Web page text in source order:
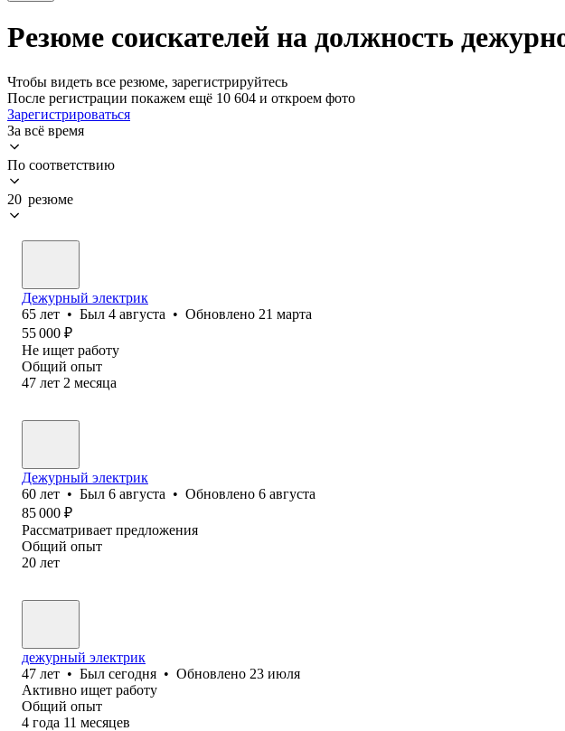
Резюме соискателей на должность
Чтобы видеть все резюме, зарегистрируйтесь
После регистрации покажем ещё 10 604 и откроем фото
Зарегистрироваться
За всё время
По соответствию
20 резюме
Дежурный электрик
65 лет • Был 4 августа • Обновлено 21 марта
55 000 ₽
Не ищет работу
Общий опыт
47 лет 2 месяца
Дежурный электрик
60 лет • Был 6 августа • Обновлено 6 августа
85 000 ₽
Рассматривает предложения
Общий опыт
20 лет
дежурный электрик
47 лет • Был сегодня • Обновлено 23 июля
Активно ищет работу
Общий опыт
4 года 11 месяцев